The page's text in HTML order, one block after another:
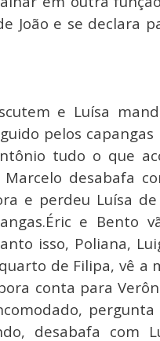
João e se declara
e Luísa
pelos
tudo o que
desabafa
e perdeu Luísa
e Bento
isso, Poliana,
de Filipa, vê
conta para
desabafa com